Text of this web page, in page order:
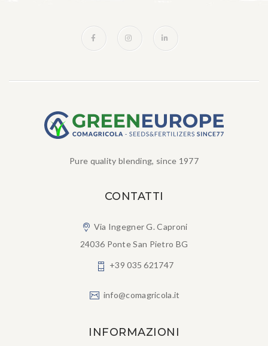
Pure quality blending, since 1977
CONTATTI
Via Ingegner G. Caproni
24036 Ponte San Pietro BG
+39 035 621747
info@comagricola.it
INFORMAZIONI